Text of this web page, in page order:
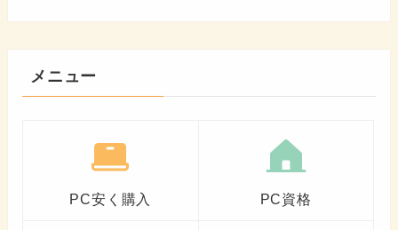
メニュー
PC安く購入 PC資格